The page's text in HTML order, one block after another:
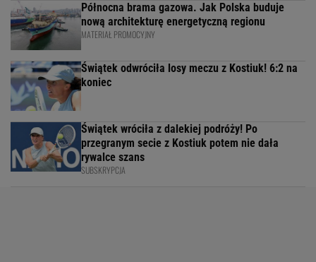
Północna brama gazowa. Jak Polska buduje
nową architekturę energetyczną regionu
MATERIAŁ PROMOCYJNY
Świątek odwróciła losy meczu z Kostiuk! 6:2 na
koniec
Świątek wróciła z dalekiej podróży! Po
przegranym secie z Kostiuk potem nie dała
rywalce szans
SUBSKRYPCJA